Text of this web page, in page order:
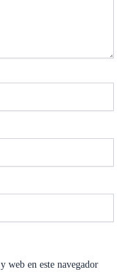
web en este navegador